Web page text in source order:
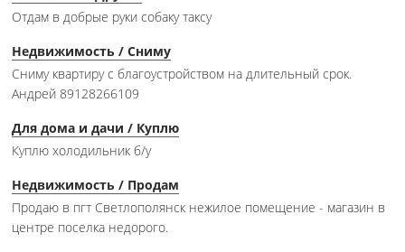
Отдам в добрые руки собаку таксу
Недвижимость / Сниму
Сниму квартиру с благоустройством на длительный срок.
Андрей 89128266109
Для дома и дачи / Куплю
Куплю холодильник б/у
Недвижимость / Продам
Продаю в пгт Светлополянск нежилое помещение - магазин в
центре поселка недорого.